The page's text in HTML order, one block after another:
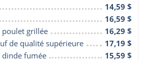
14,59 $
16,59 $
poulet grillée
16,29 $
de qualité supérieure
17,19 $
dinde fumée
15,59 $